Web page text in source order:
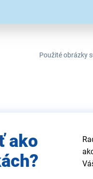
Použité obrázky
ako